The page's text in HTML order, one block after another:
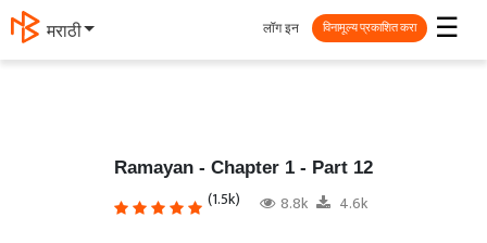
தமிழ் ☰
लॉग इन विनामूल्य प्रकाशित करा
Ramayan - Chapter 1 - Part 12
(1.5k) 8.8k 4.6k